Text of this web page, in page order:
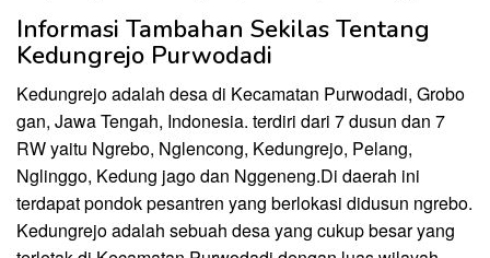
Informasi Tambahan Sekilas Tentang
Kedungrejo Purwodadi
Kedungrejo adalah desa di Kecamatan Purwodadi, Grobo
gan, Jawa Tengah, Indonesia. terdiri dari 7 dusun dan 7
RW yaitu Ngrebo, Nglencong, Kedungrejo, Pelang,
Nglinggo, Kedung jago dan Nggeneng.Di daerah ini
terdapat pondok pesantren yang berlokasi didusun ngrebo.
Kedungrejo adalah sebuah desa yang cukup besar yang